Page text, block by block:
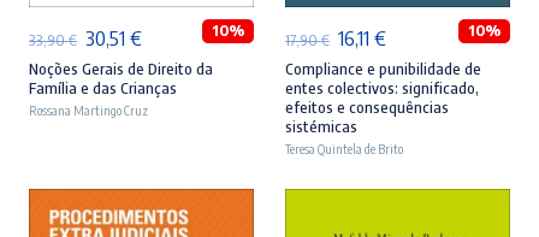
33,90€ O
preço
original
30,51 €O
preço
atual
10%
Noções Gerais de Direito da
Família e das Crianças
Rossana Martingo Cruz
17,90€ O
preço
original
era:
16,11 €O
preço
atual
10%
Compliance e punibilidade de
entes colectivos: significado,
efeitos e consequências
sistémicas
Teresa Quintela de Brito